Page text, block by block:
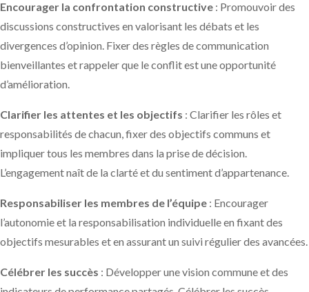
Encourager la confrontation constructive : Promouvoir des
discussions constructives en valorisant les débats et les
divergences d’opinion. Fixer des règles de communication
bienveillantes et rappeler que le conflit est une opportunité
d’amélioration.
Clarifier les attentes et les objectifs : Clarifier les rôles et
responsabilités de chacun, fixer des objectifs communs et
impliquer tous les membres dans la prise de décision.
L’engagement naît de la clarté et du sentiment d’appartenance.
Responsabiliser les membres de l’équipe : Encourager
l’autonomie et la responsabilisation individuelle en fixant des
objectifs mesurables et en assurant un suivi régulier des avancées.
Célébrer les succès : Développer une vision commune et des